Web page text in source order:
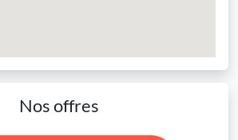
Nos offres